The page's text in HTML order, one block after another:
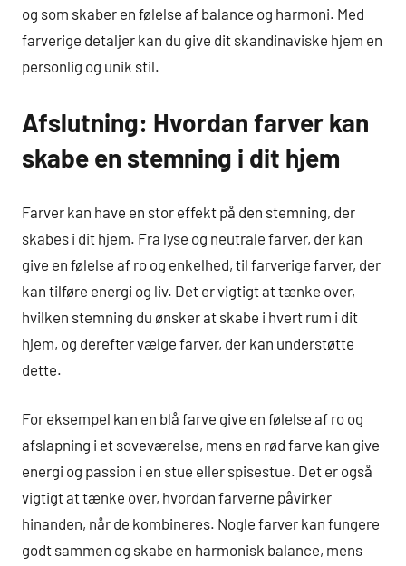
og som skaber en følelse af balance og harmoni. Med
farverige detaljer kan du give dit skandinaviske hjem en
personlig og unik stil.
Afslutning: Hvordan farver kan
skabe en stemning i dit hjem
Farver kan have en stor effekt på den stemning, der
skabes i dit hjem. Fra lyse og neutrale farver, der kan
give en følelse af ro og enkelhed, til farverige farver, der
kan tilføre energi og liv. Det er vigtigt at tænke over,
hvilken stemning du ønsker at skabe i hvert rum i dit
hjem, og derefter vælge farver, der kan understøtte
dette.
For eksempel kan en blå farve give en følelse af ro og
afslapning i et soveværelse, mens en rød farve kan give
energi og passion i en stue eller spisestue. Det er også
vigtigt at tænke over, hvordan farverne påvirker
hinanden, når de kombineres. Nogle farver kan fungere
godt sammen og skabe en harmonisk balance, mens